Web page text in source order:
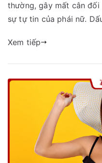
thường, gây mất cân
sự tự tin của phái nữ.
Xem tiếp